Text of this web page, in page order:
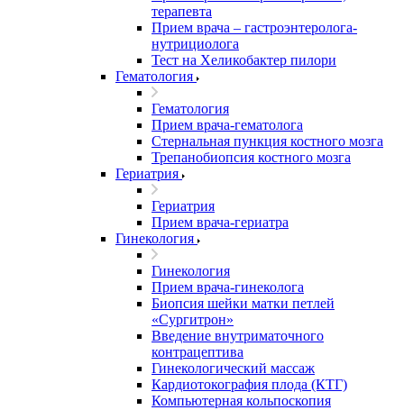
терапевта
Прием врача – гастроэнтеролога-
нутрициолога
Тест на Хеликобактер пилори
Гематология
Гематология
Прием врача-гематолога
Стернальная пункция костного мозга
Трепанобиопсия костного мозга
Гериатрия
Гериатрия
Прием врача-гериатра
Гинекология
Гинекология
Прием врача-гинеколога
Биопсия шейки матки петлей
«Сургитрон»
Введение внутриматочного
контрацептива
Гинекологический массаж
Кардиотокография плода (КТГ)
Компьютерная кольпоскопия